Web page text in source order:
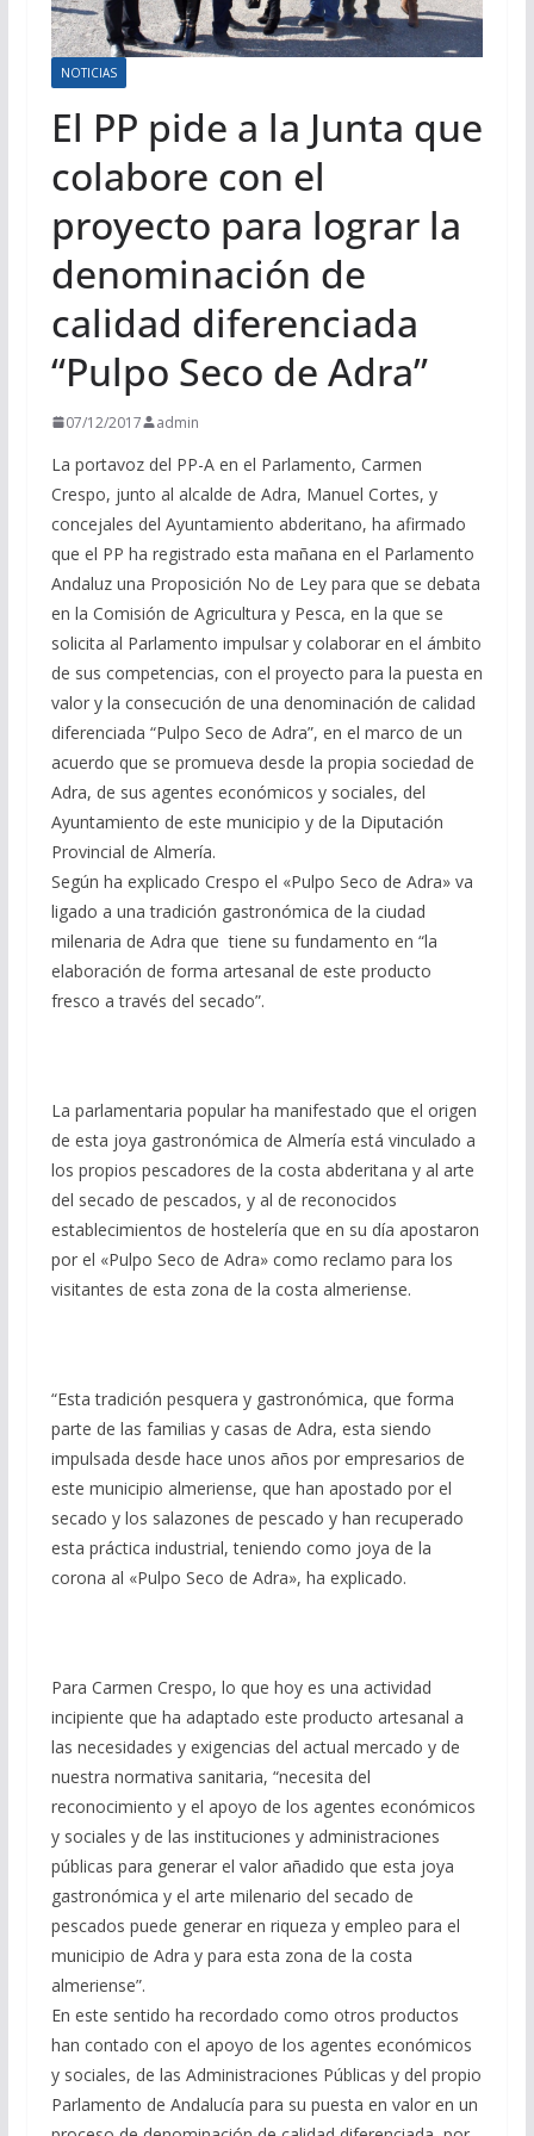
NOTICIAS
El PP pide a la Junta que
colabore con el
proyecto para lograr la
denominación de
calidad diferenciada
“Pulpo Seco de Adra”
07/12/2017 admin
La portavoz del PP-A en el Parlamento, Carmen
Crespo, junto al alcalde de Adra, Manuel Cortes, y
concejales del Ayuntamiento abderitano, ha afirmado
que el PP ha registrado esta mañana en el Parlamento
Andaluz una Proposición No de Ley para que se debata
en la Comisión de Agricultura y Pesca, en la que se
solicita al Parlamento impulsar y colaborar en el ámbito
de sus competencias, con el proyecto para la puesta en
valor y la consecución de una denominación de calidad
diferenciada “Pulpo Seco de Adra”, en el marco de un
acuerdo que se promueva desde la propia sociedad de
Adra, de sus agentes económicos y sociales, del
Ayuntamiento de este municipio y de la Diputación
Provincial de Almería.
Según ha explicado Crespo el «Pulpo Seco de Adra» va
ligado a una tradición gastronómica de la ciudad
milenaria de Adra que tiene su fundamento en “la
elaboración de forma artesanal de este producto
fresco a través del secado”.
La parlamentaria popular ha manifestado que el origen
de esta joya gastronómica de Almería está vinculado a
los propios pescadores de la costa abderitana y al arte
del secado de pescados, y al de reconocidos
establecimientos de hostelería que en su día apostaron
por el «Pulpo Seco de Adra» como reclamo para los
visitantes de esta zona de la costa almeriense.
“Esta tradición pesquera y gastronómica, que forma
parte de las familias y casas de Adra, esta siendo
impulsada desde hace unos años por empresarios de
este municipio almeriense, que han apostado por el
secado y los salazones de pescado y han recuperado
esta práctica industrial, teniendo como joya de la
corona al «Pulpo Seco de Adra», ha explicado.
Para Carmen Crespo, lo que hoy es una actividad
incipiente que ha adaptado este producto artesanal a
las necesidades y exigencias del actual mercado y de
nuestra normativa sanitaria, “necesita del
reconocimiento y el apoyo de los agentes económicos
y sociales y de las instituciones y administraciones
públicas para generar el valor añadido que esta joya
gastronómica y el arte milenario del secado de
pescados puede generar en riqueza y empleo para el
municipio de Adra y para esta zona de la costa
almeriense”.
En este sentido ha recordado como otros productos
han contado con el apoyo de los agentes económicos
y sociales, de las Administraciones Públicas y del propio
Parlamento de Andalucía para su puesta en valor en un